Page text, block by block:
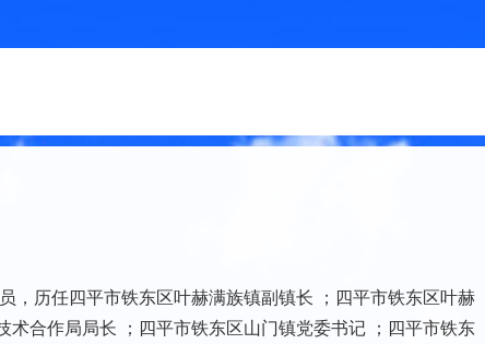
历任四平市铁东区叶赫满族镇副镇长 ；四平市铁东区叶赫
合作局局长 ；四平市铁东区山门镇党委书记 ；四平市铁东